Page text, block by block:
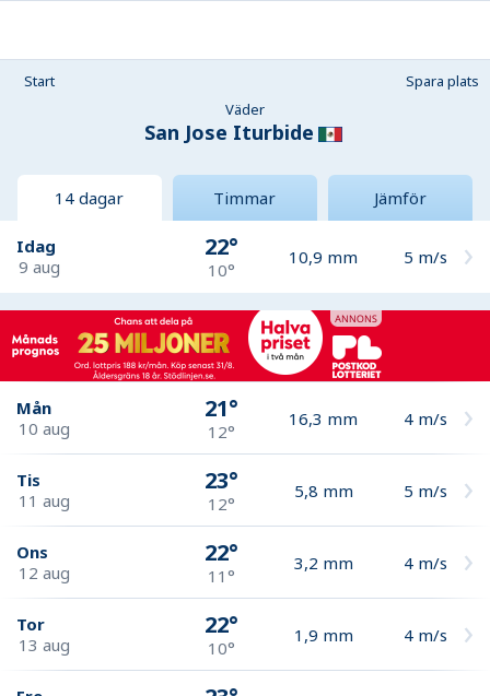
Start
Spara plats
Väder
San Jose Iturbide
14 dagar Timmar Jämför
Idag
9 aug
22°
10°
10,9 mm 5 m/s
Mån
10 aug
21°
12°
16,3 mm 4 m/s
Tis
11 aug
23°
12°
5,8 mm 5 m/s
Ons
12 aug
22°
11°
3,2 mm 4 m/s
Tor
13 aug
22°
10°
1,9 mm 4 m/s